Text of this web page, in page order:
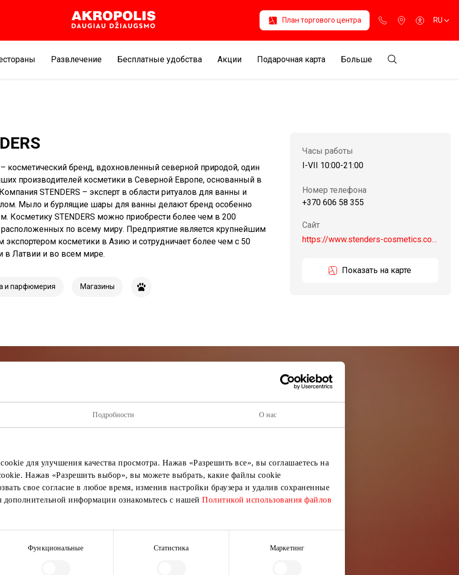
Подробности О нас
для улучшения качества просмотра. Нажав «Разрешить все», вы соглашаетесь на
Нажав «Разрешить выбор», вы можете выбрать, какие файлы cookie
свое согласие в любое время, изменив настройки браузера и удалив сохраненные
информации ознакомьтесь с нашейПолитикой использования файлов
Функциональные Статистика Маркетинг
План торгового центра RU
Развлечение Бесплатные удобства Aкции Подарочная карта Больше
– косметический бренд, вдохновленный северной природой, один
производителей косметики в Северной Европе, основанный в
STENDERS – эксперт в области ритуалов для ванны и
Мыло и бурлящие шары для ванны делают бренд особенно
Косметику STENDERS можно приобрести более чем в 200
расположенных по всему миру. Предприятие является крупнейшим
экспортером косметики в Азию и сотрудничает более чем с 50
в Латвии и во всем мире.
и парфюмерия Магазины
Часы работы
I-VII 10:00-21:00
Номер телефона
+370 606 58 355
Сайт
https://www.stenders-cosmetics.com/en/
Показать на карте
на рассылку новостей
о лучших предложениях, мероприятиях и самой свежей информации
Подписываясь на рассылку, вы подтверждаете, что